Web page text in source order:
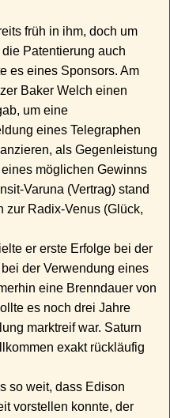
früh in ihm, doch um
Patentierung auch
es eines Sponsors. Am
Baker Welch einen
um eine
eines Telegraphen
als Gegenleistung
möglichen Gewinns
Varuna (Vertrag) stand
zur Radix-Venus (Glück,
er erste Erfolge bei der
der Verwendung eines
eine Brenndauer von
es noch drei Jahre
marktreif war. Saturn
exakt rückläufig
so weit, dass Edison
vorstellen konnte, der